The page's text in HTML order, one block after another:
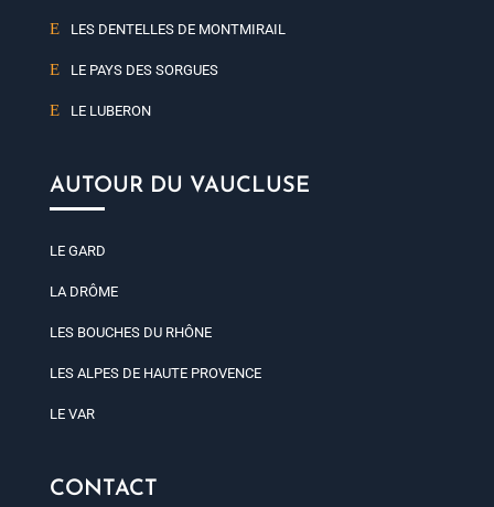
LES DENTELLES DE MONTMIRAIL
LE PAYS DES SORGUES
LE LUBERON
AUTOUR DU VAUCLUSE
LE GARD
LA DRÔME
LES BOUCHES DU RHÔNE
LES ALPES DE HAUTE PROVENCE
LE VAR
CONTACT